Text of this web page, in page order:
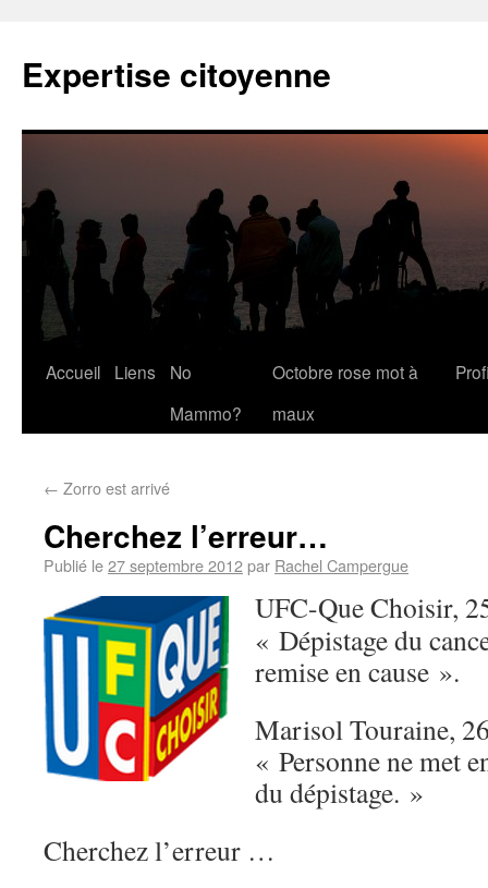
Expertise citoyenne
Accueil Liens
No
Mammo?
Octobre rose mot à
maux
← Zorro est arrivé
Cherchez l’erreur…
Publié le27 septembre 2012par Rachel Campergue
UFC-Que Choisir,
« Dépistage du
remise en cause ».
Marisol Touraine,
« Personne ne met
du dépistage. »
Cherchez l’erreur …